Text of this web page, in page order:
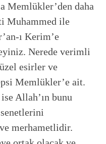
Memlükler’den daha
Muhammed ile
ı Kerim’e
Nerede verimli
esirler ve
Memlükler’e ait.
Allah’ın bunu
merhametlidir.